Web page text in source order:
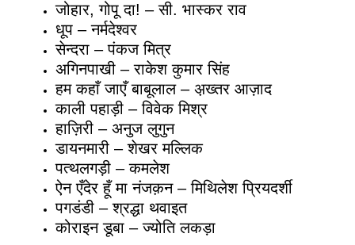
जोहार, गोपू दा! – सी. भास्कर राव
धूप – नर्मदेश्वर
सेन्दरा – पंकज मित्र
अगिनपाखी – राकेश कुमार सिंह
हम कहाँ जाएँ बाबूलाल – अ़ख्तर आज़ाद
काली पहाड़ी – विवेक मिश्र
हाज़िरी – अनुज लुगुन
डायनमारी – शेखर मल्लिक
पत्थलगड़ी – कमलेश
ऐन एँदेर हूँ मा नंजक़न – मिथिलेश प्रियदर्शी
पगडंडी – श्रद्धा थवाइत
कोराइन डूबा – ज्योति लकड़ा